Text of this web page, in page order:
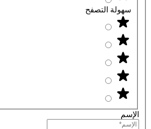
سهولة التصفح
الإسم